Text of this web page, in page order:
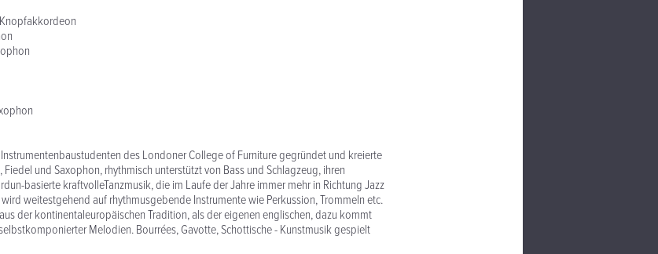
des Londoner College of Furniture gegründet und kreierte
und Saxophon, rhythmisch unterstützt von Bass und Schlagzeug, ihren
basierte kraftvolleTanzmusik, die im Laufe der Jahre immer mehr in Richtung Jazz
weitestgehend auf rhythmusgebende Instrumente wie Perkussion, Trommeln etc.
der kontinentaleuropäischen Tradition, als der eigenen englischen, dazu kommt
Melodien. Bourrées, Gavotte, Schottische - Kunstmusik gespielt